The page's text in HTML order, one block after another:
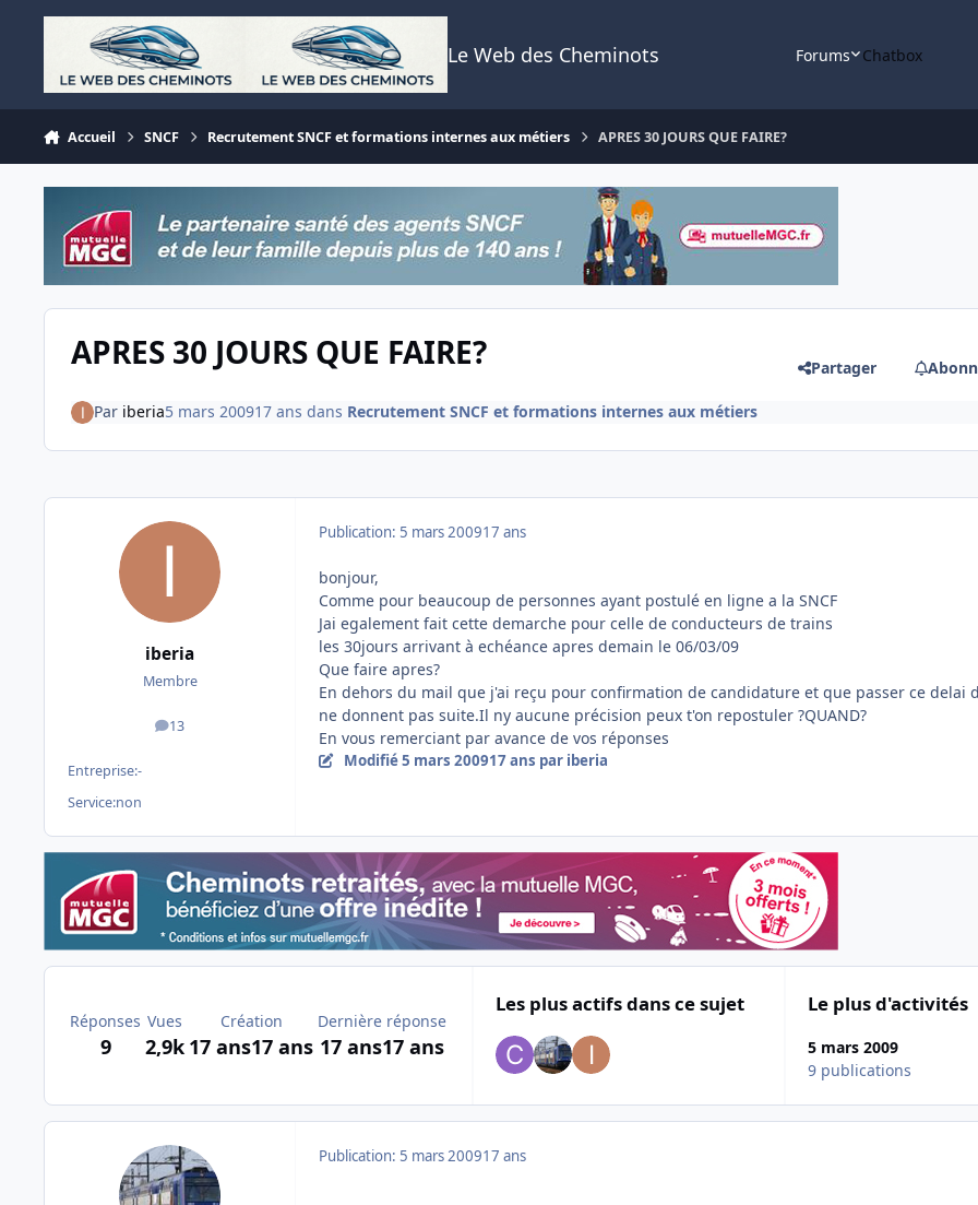
Aller au contenu
Le Web des Cheminots Forums Chatbox
Accueil SNCF Recrutement SNCF et formations internes aux métiers APRES 30 JOURS QUE FAIRE?
APRES 30 JOURS QUE FAIRE? Partager
Par iberia5 mars 200917 ans dans Recrutement SNCF et formations internes aux métiers
iberia
Membre
13
messages
Entreprise:-
Service:non
Publication: 5 mars 200917 ans
bonjour,
Comme pour beaucoup de personnes ayant postulé en ligne a la SNCF
Jai egalement fait cette demarche pour celle de conducteurs de trains
les 30jours arrivant à echéance apres demain le 06/03/09
Que faire apres?
En dehors du mail que j'ai reçu pour confirmation de candidature et que passer ce delai
ne donnent pas suite.Il ny aucune précision peux t'on repostuler ?QUAND?
En vous remerciant par avance de vos réponses
Modifié5 mars 200917 ans par iberia
Réponses
9
Vues
2,9k
Création
17 ans17 ans
Dernière réponse
17 ans17 ans
Les plus actifs dans ce sujet Le plus d'activités
5 mars 2009
9 publications
Publication: 5 mars 200917 ans